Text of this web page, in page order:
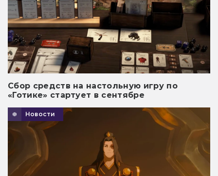
Сбор средств на настольную игру по
«Готике» стартует в сентябре
Новости